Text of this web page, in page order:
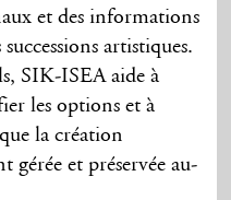
et des informations
artistiques.
SIK-ISEA aide à
les options et à
la création
gérée et préservée au-